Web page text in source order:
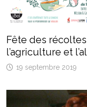
Fête des
l’agriculture et
19 septembre 2019